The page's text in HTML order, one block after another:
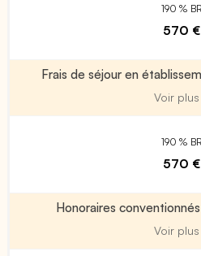
190 % BR
570 €
Frais de séjour en
Voir plus
190 % BR
570 €
Honoraires
Voir plus